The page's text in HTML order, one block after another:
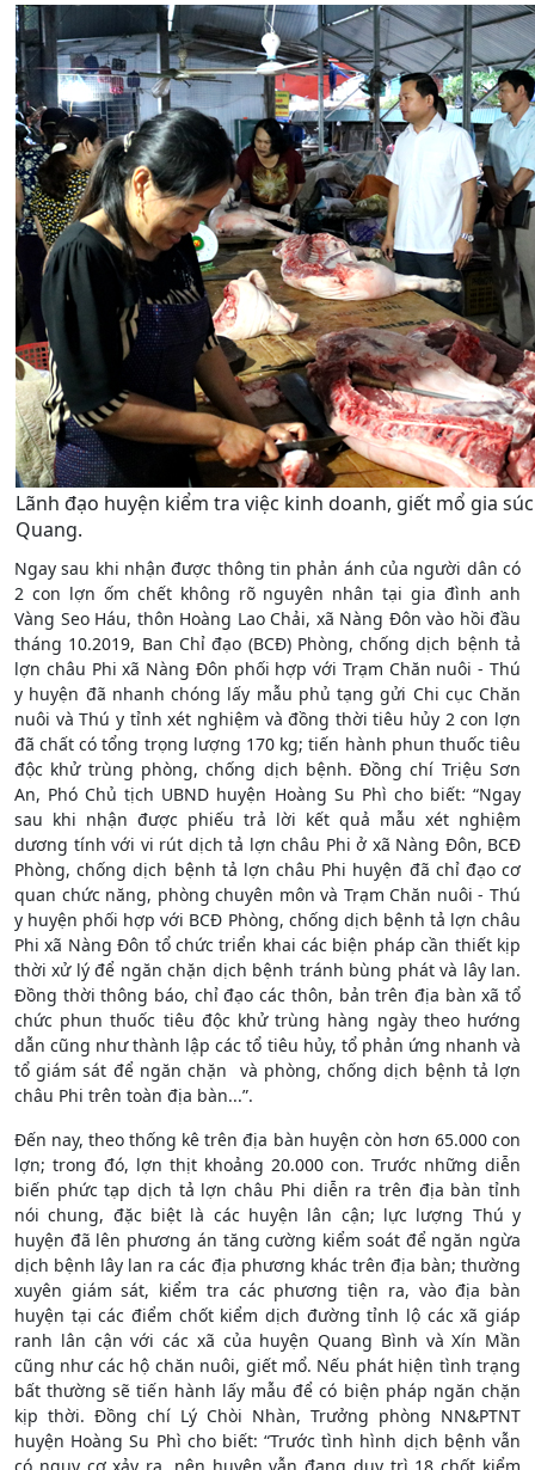
Lãnh đạo huyện kiểm tra việc kinh doanh, giết mổ gia
Quang.
Ngay sau khi nhận được thông tin phản ánh của người dân có
2 con lợn ốm chết không rõ nguyên nhân tại gia đình anh
Vàng Seo Háu, thôn Hoàng Lao Chải, xã Nàng Đôn vào hồi đầu
tháng 10.2019, Ban Chỉ đạo (BCĐ) Phòng, chống dịch bệnh tả
lợn châu Phi xã Nàng Đôn phối hợp với Trạm Chăn nuôi - Thú
y huyện đã nhanh chóng lấy mẫu phủ tạng gửi Chi cục Chăn
nuôi và Thú y tỉnh xét nghiệm và đồng thời tiêu hủy 2 con lợn
đã chất có tổng trọng lượng 170 kg; tiến hành phun thuốc tiêu
độc khử trùng phòng, chống dịch bệnh. Đồng chí Triệu Sơn
An, Phó Chủ tịch UBND huyện Hoàng Su Phì cho biết: “Ngay
sau khi nhận được phiếu trả lời kết quả mẫu xét nghiệm
dương tính với vi rút dịch tả lợn châu Phi ở xã Nàng Đôn, BCĐ
Phòng, chống dịch bệnh tả lợn châu Phi huyện đã chỉ đạo cơ
quan chức năng, phòng chuyên môn và Trạm Chăn nuôi - Thú
y huyện phối hợp với BCĐ Phòng, chống dịch bệnh tả lợn châu
Phi xã Nàng Đôn tổ chức triển khai các biện pháp cần thiết kịp
thời xử lý để ngăn chặn dịch bệnh tránh bùng phát và lây lan.
Đồng thời thông báo, chỉ đạo các thôn, bản trên địa bàn xã tổ
chức phun thuốc tiêu độc khử trùng hàng ngày theo hướng
dẫn cũng như thành lập các tổ tiêu hủy, tổ phản ứng nhanh và
tổ giám sát để ngăn chặn và phòng, chống dịch bệnh tả lợn
châu Phi trên toàn địa bàn...”.
Đến nay, theo thống kê trên địa bàn huyện còn hơn 65.000 con
lợn; trong đó, lợn thịt khoảng 20.000 con. Trước những diễn
biến phức tạp dịch tả lợn châu Phi diễn ra trên địa bàn tỉnh
nói chung, đặc biệt là các huyện lân cận; lực lượng Thú y
huyện đã lên phương án tăng cường kiểm soát để ngăn ngừa
dịch bệnh lây lan ra các địa phương khác trên địa bàn; thường
xuyên giám sát, kiểm tra các phương tiện ra, vào địa bàn
huyện tại các điểm chốt kiểm dịch đường tỉnh lộ các xã giáp
ranh lân cận với các xã của huyện Quang Bình và Xín Mần
cũng như các hộ chăn nuôi, giết mổ. Nếu phát hiện tình trạng
bất thường sẽ tiến hành lấy mẫu để có biện pháp ngăn chặn
kịp thời. Đồng chí Lý Chòi Nhàn, Trưởng phòng NN&PTNT
huyện Hoàng Su Phì cho biết: “Trước tình hình dịch bệnh vẫn